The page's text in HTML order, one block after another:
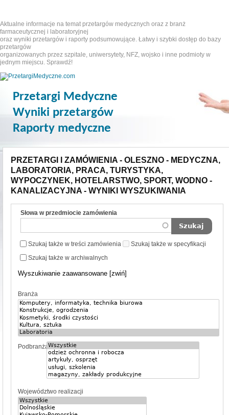
Aktualne informacje na temat przetargów medycznych oraz z branż
farmaceutycznej i laboratoryjnej
oraz wyniki przetargów i raporty podsumowujące. Łatwy i szybki dostęp do bazy
przetargów
organizowanych przez szpitale, uniwersytety, NFZ, wojsko i inne podmioty w
jednym miejscu. Sprawdź!
Przetargi Medyczne
Wyniki przetargów
Raporty medyczne
PRZETARGI I ZAMÓWIENIA - OLESZNO - MEDYCZNA,
LABORATORIA, PRACA, TURYSTYKA,
WYPOCZYNEK, HOTELARSTWO, SPORT, WODNO -
KANALIZACYJNA - WYNIKI WYSZUKIWANIA
Słowa w przedmiocie zamówienia
Szukaj także w treści zamówienia
Szukaj także w specyfikacji
Szukaj także w archiwalnych
Wyszukiwanie zaawansowane [zwiń]
Branża
Podbranża
Województwo realizacji